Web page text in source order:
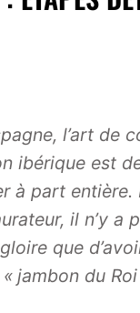
l’art de
ibérique est
à part entière.
il n’y a
que
« jambon du Roi